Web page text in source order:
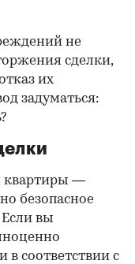
не
сделки,
их
задуматься:
квартиры —
безопасное
Если вы
в соответствии с